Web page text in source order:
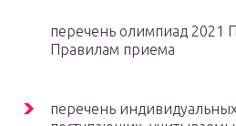
перечень олимпиад 2021
Правилам приема
перечень